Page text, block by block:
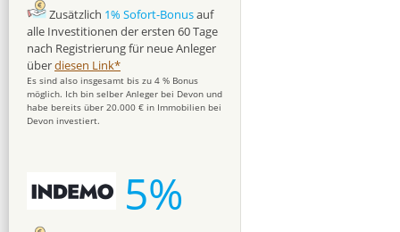
Zusätzlich 1% Sofort-Bonusauf
alle Investitionen der ersten 60 Tage
nach Registrierung für neue Anleger
überdiesen Link*
Es sind also insgesamt bis zu 4 % Bonus
möglich. Ich bin selber Anleger bei Devon und
habe bereits über 20.000 € in Immobilien bei
Devon investiert.
5%